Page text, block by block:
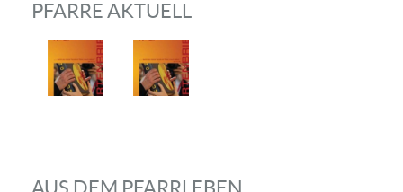
PFARRE AKTUELL
AUS DEM PFARRLEBEN